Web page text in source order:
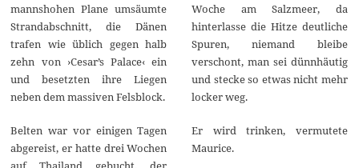
2
0
mannshohen Plane umsäumte
Strandabschnitt, die Dänen
trafen wie üblich gegen halb
zehn von ›Cesar’s Palace‹ ein
und besetzten ihre Liegen
neben dem massiven Felsblock.
Belten war vor einigen Tagen
abgereist, er hatte drei Wochen
Woche am Salzmeer, da
hinterlasse die Hitze deutliche
Spuren, niemand bleibe
verschont, man sei dünnhäutig
und stecke so etwas nicht mehr
locker weg.
Er wird trinken, vermutete
Maurice.